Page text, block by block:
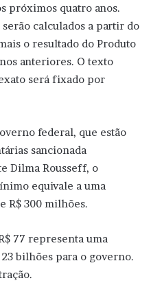
próximos quatro anos.
calculados a partir do
o resultado do Produto
anteriores. O texto
será fixado por
federal, que estão
sancionada
Dilma Rousseff, o
equivale a uma
R$ 300 milhões.
77 representa uma
bilhões para o governo.